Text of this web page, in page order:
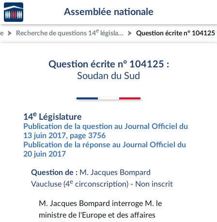
Aller au contenu
Aller en bas de la page
Accèder
à la
page
d'accueil
Assemblée nationale
Recherche de questions 14e législature Question écrite n° 104125
Question écrite n° 104125 :
Soudan du Sud
14e Législature
Publication de la question au Journal Officiel du
13 juin 2017, page 3756
Publication de la réponse au Journal Officiel du
20 juin 2017
Question de : M. Jacques Bompard
Vaucluse (4e circonscription) - Non inscrit
M. Jacques Bompard interroge M. le
ministre de l'Europe et des affaires